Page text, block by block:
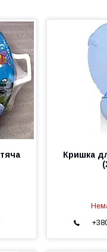
Кришка